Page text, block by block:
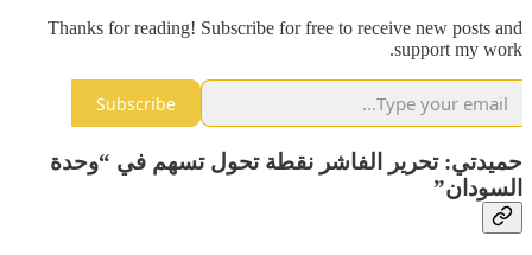
Thanks for reading! Subscribe for free to receive new posts and
support my work.
Subscribe
حميدتي: تحرير الفاشر نقطة تحول تسهم في “وحدة
السودان”